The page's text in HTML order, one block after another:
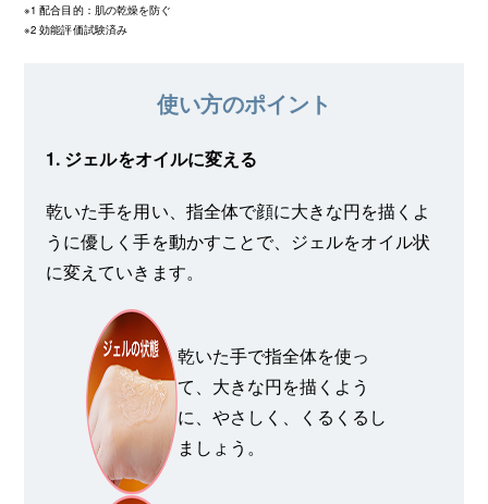
※1 配合目的：肌の乾燥を防ぐ
※2 効能評価試験済み
使い方のポイント
1. ジェルをオイルに変える
乾いた手を用い、指全体で顔に大きな円を描くよ
うに優しく手を動かすことで、ジェルをオイル状
に変えていきます。
乾いた手で指全体を使っ
て、大きな円を描くよう
に、やさしく、くるくるし
ましょう。